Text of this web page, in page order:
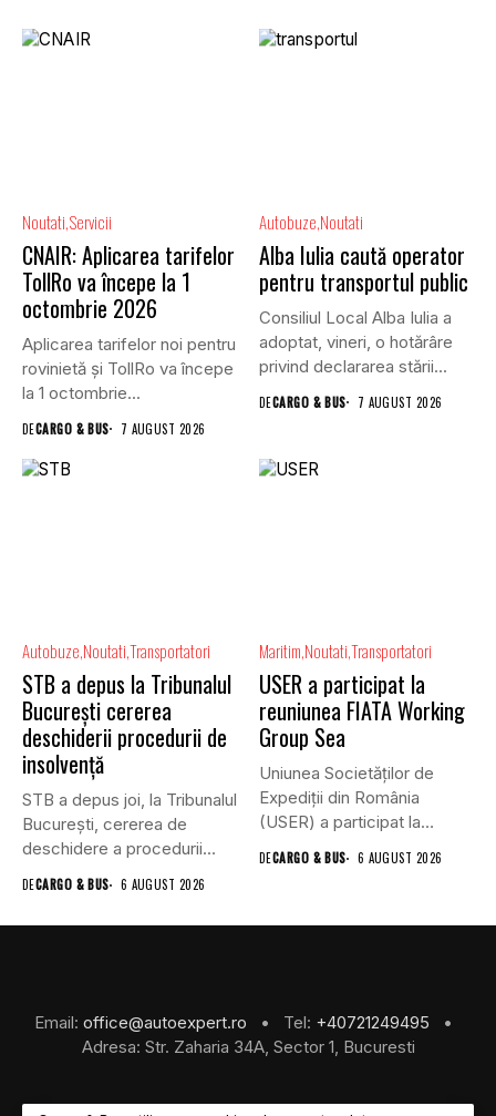
Noutati Servicii
CNAIR: Aplicarea tarifelor
TollRo va începe la 1
octombrie 2026
Aplicarea tarifelor noi pentru
rovinietă și TollRo va începe
la 1 octombrie...
DECARGO & BUS 7 AUGUST 2026
Autobuze Noutati
Alba Iulia caută operator
pentru transportul public
Consiliul Local Alba Iulia a
adoptat, vineri, o hotărâre
privind declararea stării...
DECARGO & BUS 7 AUGUST 2026
Autobuze NoutatiTransportatori
STB a depus la Tribunalul
București cererea
deschiderii procedurii de
insolvență
STB a depus joi, la Tribunalul
Bucureşti, cererea de
deschidere a procedurii...
DECARGO & BUS 6 AUGUST 2026
Maritim NoutatiTransportatori
USER a participat la
reuniunea FIATA Working
Group Sea
Uniunea Societăților de
Expediții din România
(USER) a participat la
reuniunea online...
DECARGO & BUS 6 AUGUST 2026
Email: office@autoexpert.ro • Tel: +40721249495
•
Adresa: Str. Zaharia 34A, Sector 1, Bucuresti